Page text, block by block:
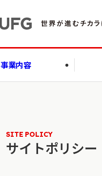
事業内容
SITE POLICY
サイトポリシー